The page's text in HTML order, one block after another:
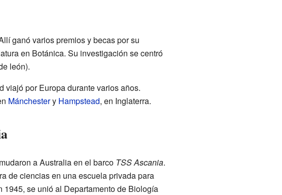
ganó varios premios y becas por su
en Botánica. Su investigación se centró
león).
viajó por Europa durante varios años.
Mánchestery Hampstead, en Inglaterra.
a Australia en el barco TSS Ascania.
de ciencias en una escuela privada para
1945, se unió al Departamento de Biología